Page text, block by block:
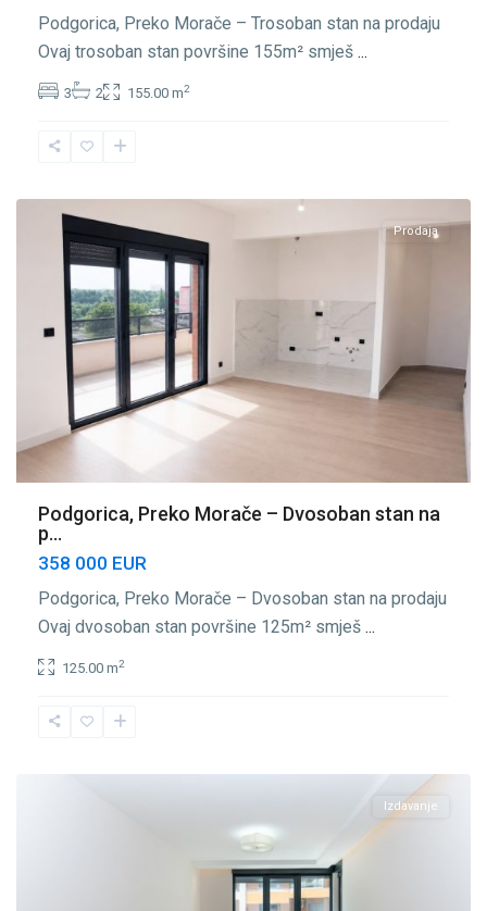
Podgorica, Preko Morače – Trosoban stan na prodaju
Ovaj trosoban stan površine 155m² smješ ...
3 2 155.00 m2
Morače
Prodaja
Podgorica, Preko Morače – Dvosoban stan na
p...
358 000 EUR
Podgorica, Preko Morače – Dvosoban stan na prodaju
Ovaj dvosoban stan površine 125m² smješ ...
125.00 m2
Morače
Izdavanje